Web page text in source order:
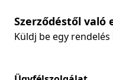
Szerződéstől való
Küldj be egy